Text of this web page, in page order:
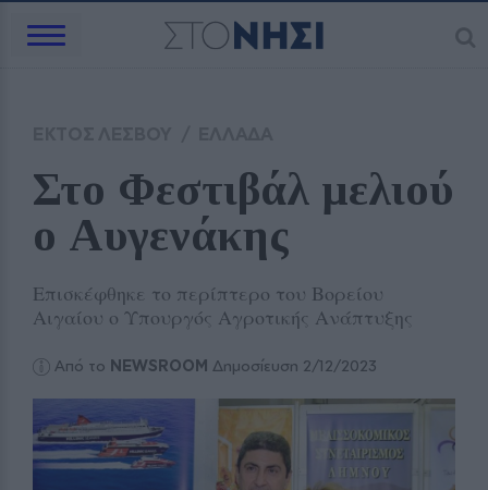
Στο Φεστιβάλ μελιού
ο Αυγενάκης
Επισκέφθηκε το περίπτερο του Βορείου
Αιγαίου ο Υπουργός Αγροτικής Ανάπτυξης
Από το NEWSROOM Δημοσίευση 2/12/2023